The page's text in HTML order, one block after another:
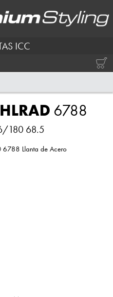
ICC
6788
180 68.5